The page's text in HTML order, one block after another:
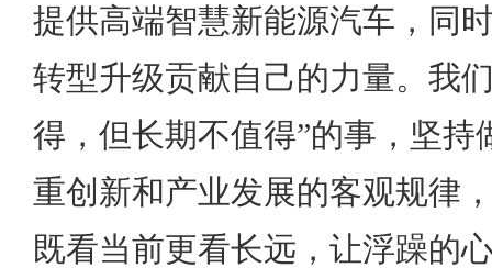
提供高端智慧新能源汽车，同
转型升级贡献自己的力量。我
得，但长期不值得”的事，坚持
重创新和产业发展的客观规律
既看当前更看长远，让浮躁的